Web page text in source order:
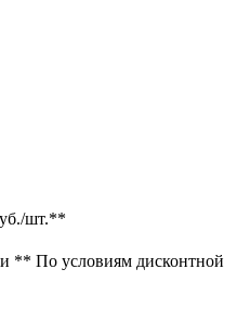
/шт.**
** По условиям дисконтной